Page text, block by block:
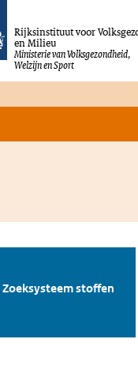
Rijksinstituut voor
en Milieu
Ministerie van Volksgezondheid,
Welzijn en Sport
Zoeksysteem stoffen